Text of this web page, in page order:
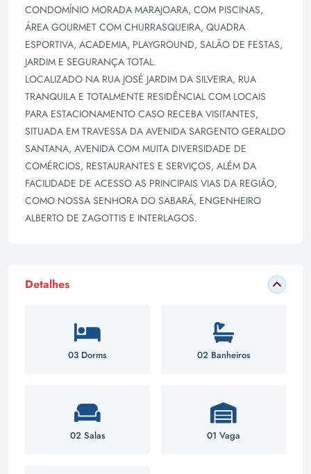
CONDOMÍNIO MORADA MARAJOARA, COM PISCINAS,
ÁREA GOURMET COM CHURRASQUEIRA, QUADRA
ESPORTIVA, ACADEMIA, PLAYGROUND, SALÃO DE FESTAS,
JARDIM E SEGURANÇA TOTAL.
LOCALIZADO NA RUA JOSÉ JARDIM DA SILVEIRA, RUA
TRANQUILA E TOTALMENTE RESIDÊNCIAL COM LOCAIS
PARA ESTACIONAMENTO CASO RECEBA VISITANTES,
SITUADA EM TRAVESSA DA AVENIDA SARGENTO GERALDO
SANTANA, AVENIDA COM MUITA DIVERSIDADE DE
COMÉRCIOS, RESTAURANTES E SERVIÇOS, ALÉM DA
FACILIDADE DE ACESSO AS PRINCIPAIS VIAS DA REGIÃO,
COMO NOSSA SENHORA DO SABARÁ, ENGENHEIRO
ALBERTO DE ZAGOTTIS E INTERLAGOS.
Detalhes
03 Dorms 02 Banheiros
02 Salas 01 Vaga